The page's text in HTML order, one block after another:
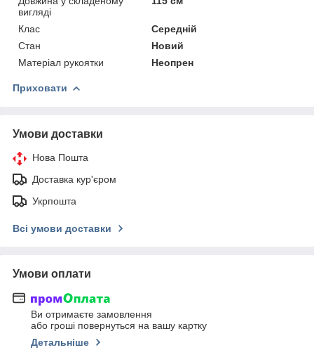
вигляді
Клас
Середній
Стан
Новий
Матеріал рукоятки
Неопрен
Приховати
Умови доставки
Нова Пошта
Доставка кур'єром
Укрпошта
Всі умови доставки
Умови оплати
Ви отримаєте замовлення
або гроші повернуться на вашу картку
Детальніше